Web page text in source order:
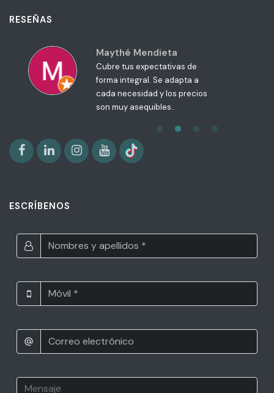
RESEÑAS
Maythé Mendieta
Cubre tus expectativas de
forma integral. Se adapta a
cada necesidad y los precios
son muy asequibles..
ESCRÍBENOS
alternate_email